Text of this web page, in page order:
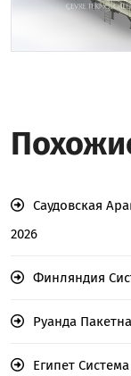
Саудовская
2026
Финляндия
Руанда
Египет